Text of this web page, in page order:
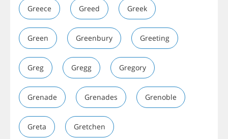
Greece Greed Greek
Green Greenbury Greeting
Greg Gregg Gregory
Grenade Grenades Grenoble
Greta Gretchen